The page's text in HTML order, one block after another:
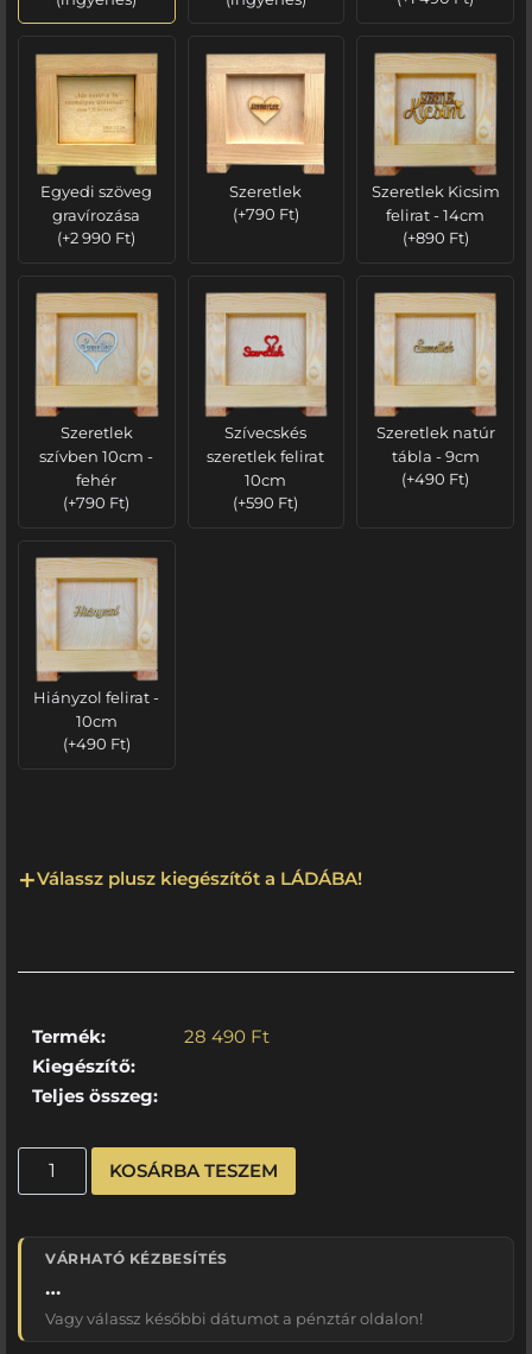
Egyedi szöveg
gravírozása
(+2 990 Ft)
Szeretlek
(+790 Ft)
Szeretlek Kicsim
felirat - 14cm
(+890 Ft)
Szeretlek
szívben 10cm -
fehér
(+790 Ft)
Szívecskés
szeretlek felirat
10cm
(+590 Ft)
Szeretlek natúr
tábla - 9cm
(+490 Ft)
Hiányzol felirat -
10cm
(+490 Ft)
Válassz plusz kiegészítőt a LÁDÁBA!
Termék: 28 490 Ft
Kiegészítő:
Teljes összeg:
KOSÁRBA TESZEM
VÁRHATÓ KÉZBESÍTÉS
…
Vagy válassz későbbi dátumot a pénztár oldalon!